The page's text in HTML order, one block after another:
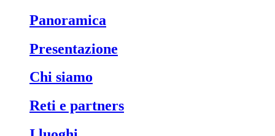
Panoramica
Presentazione
Chi siamo
Reti e partners